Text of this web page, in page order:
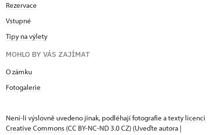
Rezervace
Vstupné
Tipy na výlety
MOHLO BY VÁS ZAJÍMAT
O zámku
Fotogalerie
Není-li výslovně uvedeno jinak, podléhají fotografie a texty licenci
Creative Commons (CC BY-NC-ND 3.0 CZ) (Uveďte autora |